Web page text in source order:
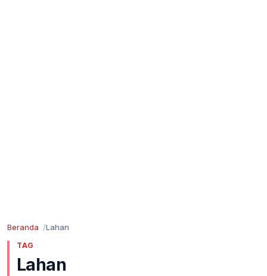
Beranda Lahan
TAG
Lahan